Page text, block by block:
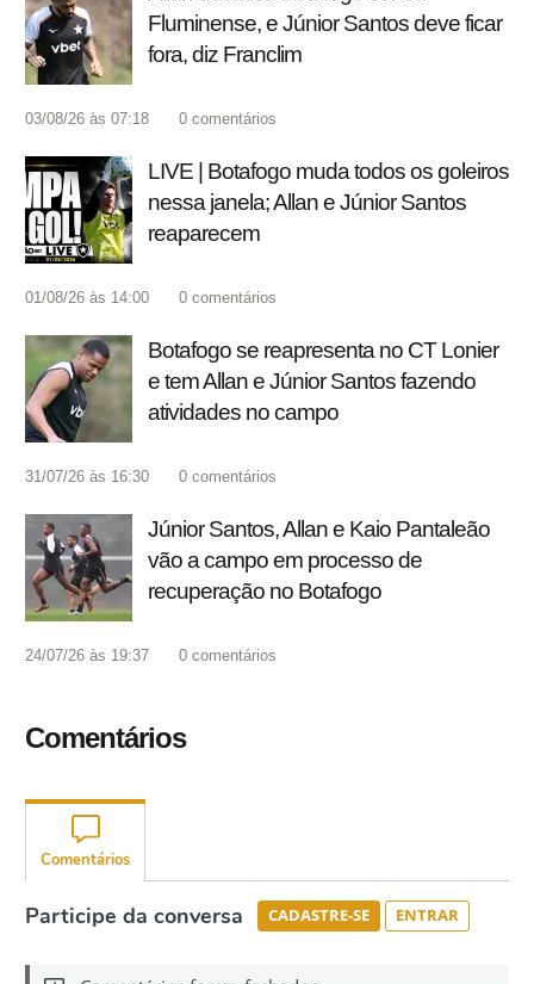
Fluminense, e Júnior Santos deve ficar
fora, diz Franclim
03/08/26 às 07:18 0 comentários
LIVE | Botafogo muda todos os goleiros
nessa janela; Allan e Júnior Santos
reaparecem
01/08/26 às 14:00 0 comentários
Botafogo se reapresenta no CT Lonier
e tem Allan e Júnior Santos fazendo
atividades no campo
31/07/26 às 16:30 0 comentários
Júnior Santos, Allan e Kaio Pantaleão
vão a campo em processo de
recuperação no Botafogo
24/07/26 às 19:37 0 comentários
Comentários